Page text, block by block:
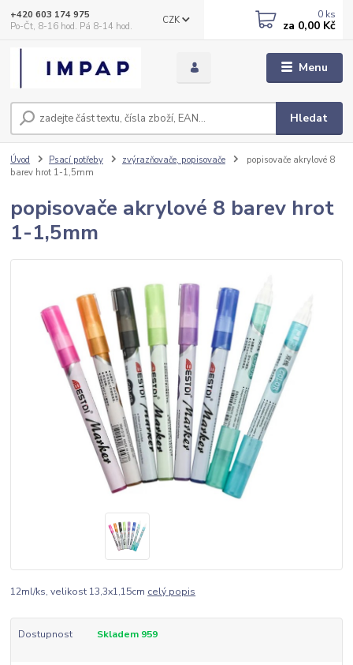
Menu
CZK
Hledat
+420 603 174 975
Po-Čt, 8-16 hod. Pá 8-14 hod.
0 ks
za 0,00 Kč
Úvod Psací potřeby zvýrazňovače, popisovače
popisovače akrylové 8
barev hrot 1-1,5mm
popisovače akrylové 8 barev hrot
1-1,5mm
12ml/ks, velikost 13,3x1,15cm celý popis
Dostupnost Skladem 959